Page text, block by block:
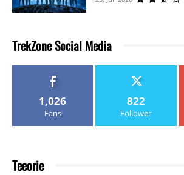
TrekZone Social Media
1,026
Fans
822
Follower
Teeorie